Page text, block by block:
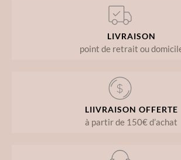
LIVRAISON
point de retrait ou
LIIVRAISON OFFERTE
à partir de 150€ d’achat